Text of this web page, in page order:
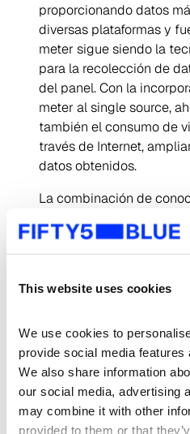
This website uses cookies
We use cookies to
provide social media
We also share information
our social media, advertising
may combine it with other
provided to them or that
proporcionando datos
diversas plataformas y
metersigue siendo la
para la recolección de
del panel. Con la
meteralsingle source,
también el consumo de
través de Internet,
datos obtenidos.
La combinación de
especializados, nuevas
desingle sourcey
empresas
La televisión lineal
prevalece con su
lugar destacado en los
los avances
anunciantes y las
integren todo el